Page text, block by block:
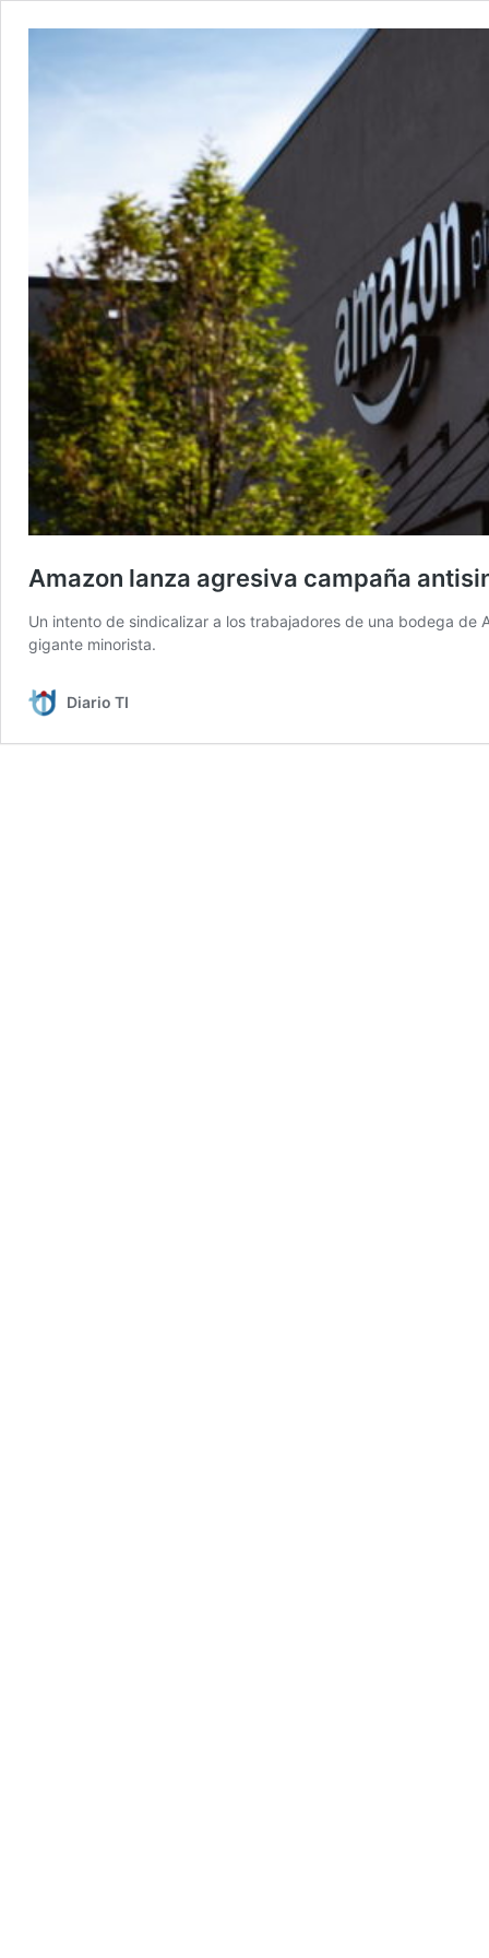
Amazon lanza agresiva campaña
Un intento de sindicalizar a los trabajadores de una bodega
gigante minorista.
Diario TI